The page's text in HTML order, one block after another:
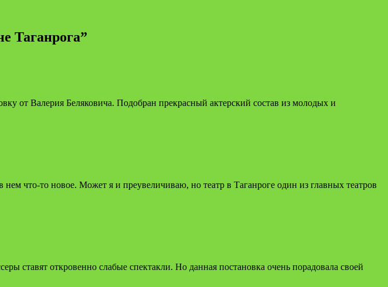
Таганрога”
от Валерия Беляковича. Подобран прекрасный актерский состав из молодых и
что-то новое. Может я и преувеличиваю, но театр в Таганроге один из главных театров
ставят откровенно слабые спектакли. Но данная постановка очень порадовала своей